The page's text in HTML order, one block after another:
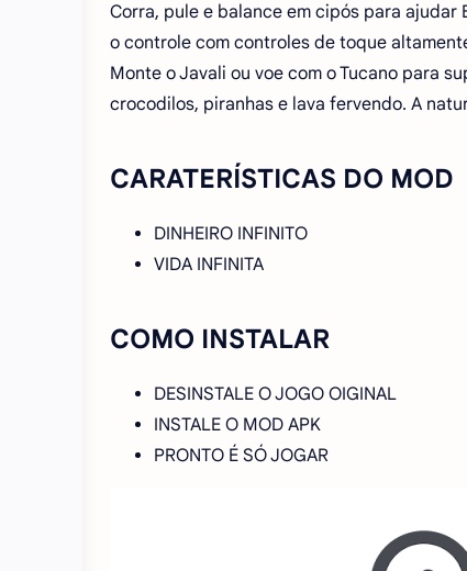
Corra, pule e balance em cipós para ajudar
o controle com controles de toque
Monte o Javali ou voe com o Tucano para
crocodilos, piranhas e lava fervendo. A
CARATERÍSTICAS DO MOD
DINHEIRO INFINITO
VIDA INFINITA
COMO INSTALAR
DESINSTALE O JOGO OIGINAL
INSTALE O MOD APK
PRONTO É SÓ JOGAR